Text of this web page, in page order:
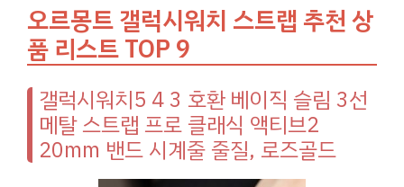
오르몽트 갤럭시워치 스트랩 추천 상
품 리스트 TOP 9
갤럭시워치5 4 3 호환 베이직 슬림 3선
메탈 스트랩 프로 클래식 액티브2
20mm 밴드 시계줄 줄질, 로즈골드